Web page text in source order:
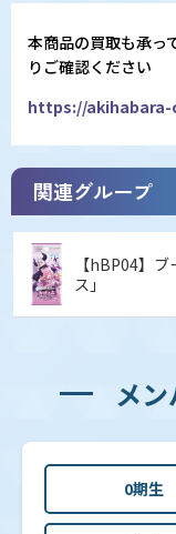
本商品の買取も承っ
りご確認ください
https://
関連グループ
【hBP04】
ス」
メ
0期生